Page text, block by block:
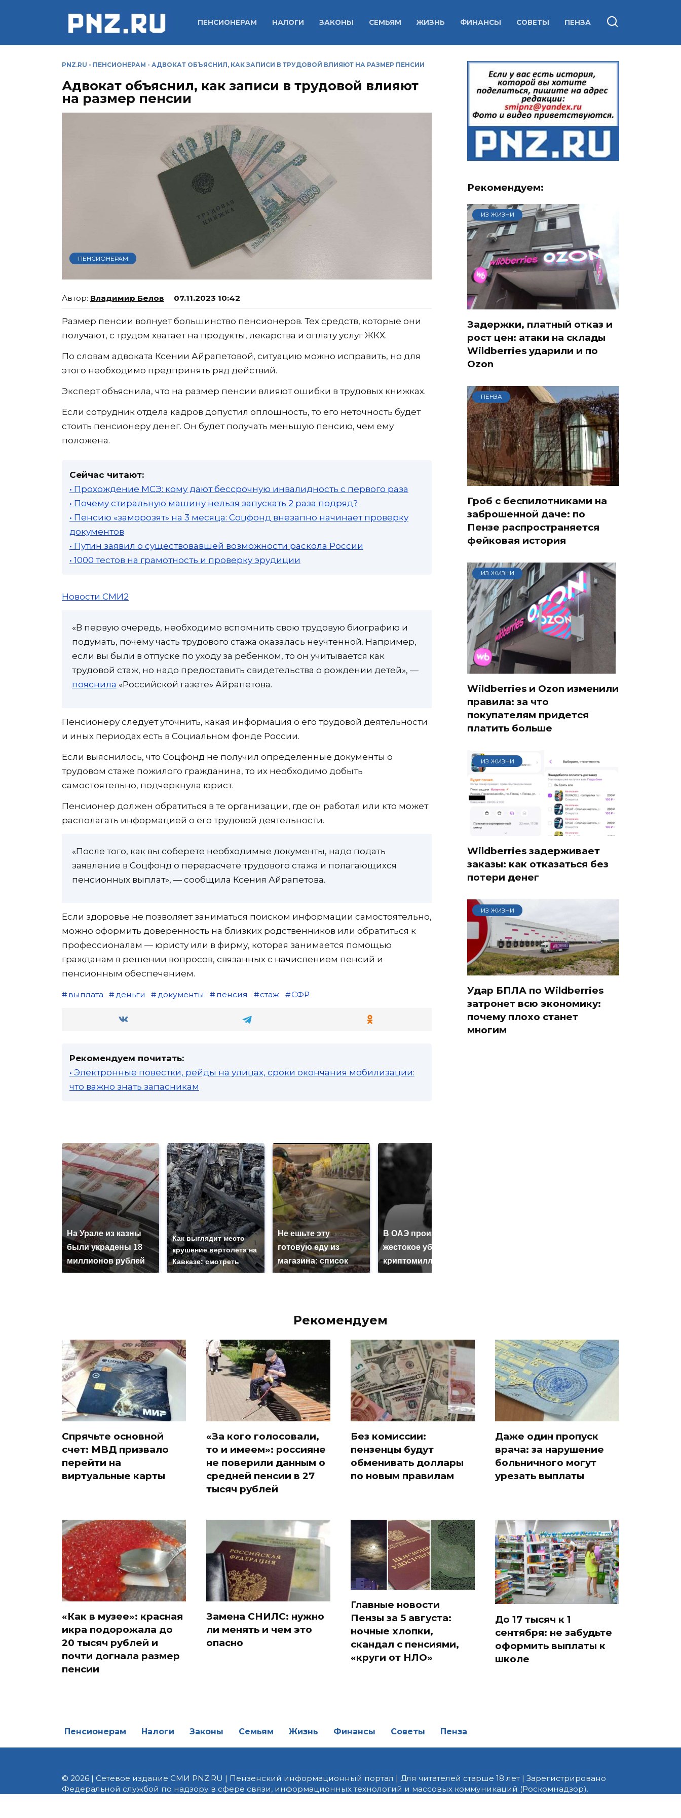
ПЕНСИОНЕРАМ НАЛОГИ ЗАКОНЫ СЕМЬЯМ ЖИЗНЬ ФИНАНСЫ СОВЕТЫ ПЕНЗА
PNZ.RU - ПЕНСИОНЕРАМ - АДВОКАТ ОБЪЯСНИЛ, КАК ЗАПИСИ В ТРУДОВОЙ ВЛИЯЮТ НА РАЗМЕР ПЕНСИИ
Адвокат объяснил, как записи в трудовой влияют
на размер пенсии
ПЕНСИОНЕРАМ
Владимир Белов 07.11.2023 10:42
Размер пенсии волнует большинство пенсионеров. Тех средств, которые они
получают, с трудом хватает на продукты, лекарства и оплату услуг ЖКХ.
По словам адвоката Ксении Айрапетовой, ситуацию можно исправить, но для
этого необходимо предпринять ряд действий.
Эксперт объяснила, что на размер пенсии влияют ошибки в трудовых книжках.
Если сотрудник отдела кадров допустил оплошность, то его неточность будет
стоить пенсионеру денег. Он будет получать меньшую пенсию, чем ему
положена.
Сейчас читают:
• Прохождение МСЭ: кому дают бессрочную инвалидность с первого раза
• Почему стиральную машину нельзя запускать 2 раза подряд?
• Пенсию «заморозят» на 3 месяца: Соцфонд внезапно начинает проверку
документов
• Путин заявил о существовавшей возможности раскола России
• 1000 тестов на грамотность и проверку эрудиции
Новости СМИ2
«В первую очередь, необходимо вспомнить свою трудовую биографию и
подумать, почему часть трудового стажа оказалась неучтенной. Например,
если вы были в отпуске по уходу за ребенком, то он учитывается как
трудовой стаж, но надо предоставить свидетельства о рождении детей», —
пояснила «Российской газете» Айрапетова.
Пенсионеру следует уточнить, какая информация о его трудовой деятельности
и иных периодах есть в Социальном фонде России.
Если выяснилось, что Соцфонд не получил определенные документы о
трудовом стаже пожилого гражданина, то их необходимо добыть
самостоятельно, подчеркнула юрист.
Пенсионер должен обратиться в те организации, где он работал или кто может
располагать информацией о его трудовой деятельности.
«После того, как вы соберете необходимые документы, надо подать
заявление в Соцфонд о перерасчете трудового стажа и полагающихся
пенсионных выплат», — сообщила Ксения Айрапетова.
Если здоровье не позволяет заниматься поиском информации самостоятельно,
можно оформить доверенность на близких родственников или обратиться к
профессионалам — юристу или в фирму, которая занимается помощью
гражданам в решении вопросов, связанных с начислением пенсий и
пенсионным обеспечением.
выплата деньги документы пенсия стаж СФР
Рекомендуем почитать:
• Электронные повестки, рейды на улицах, сроки окончания мобилизации:
что важно знать запасникам
На Урале из казны
были украдены 18
миллионов рублей
Как выглядит место
крушение вертолета на
Кавказе: смотреть
Не ешьте эту
готовую еду из
магазина: список
В ОАЭ произошло
жестокое убийство
криптомиллионера
Рекомендуем:
ИЗ ЖИЗНИ
Задержки, платный отказ и
рост цен: атаки на склады
Wildberries ударили и по
Ozon
ПЕНЗА
Гроб с беспилотниками на
заброшенной даче: по
Пензе распространяется
фейковая история
ИЗ ЖИЗНИ
Wildberries и Ozon изменили
правила: за что
покупателям придется
платить больше
ИЗ ЖИЗНИ
Wildberries задерживает
заказы: как отказаться без
потери денег
ИЗ ЖИЗНИ
Удар БПЛА по Wildberries
затронет всю экономику:
почему плохо станет
многим
Рекомендуем
Спрячьте основной
счет: МВД призвало
перейти на
виртуальные карты
«За кого голосовали,
то и имеем»: россияне
не поверили данным о
средней пенсии в 27
тысяч рублей
Без комиссии:
пензенцы будут
обменивать доллары
по новым правилам
Даже один пропуск
врача: за нарушение
больничного могут
урезать выплаты
«Как в музее»: красная
икра подорожала до
20 тысяч рублей и
почти догнала размер
пенсии
Замена СНИЛС: нужно
ли менять и чем это
опасно
Главные новости
Пензы за 5 августа:
ночные хлопки,
скандал с пенсиями,
«круги от НЛО»
До 17 тысяч к 1
сентября: не забудьте
оформить выплаты к
школе
Пенсионерам Налоги Законы Семьям Жизнь Финансы Советы Пенза
© 2026 | Сетевое издание СМИ PNZ.RU | Пензенский информационный портал | Для читателей старше 18 лет | Зарегистрировано
Федеральной службой по надзору в сфере связи, информационных технологий и массовых коммуникаций (Роскомнадзор).